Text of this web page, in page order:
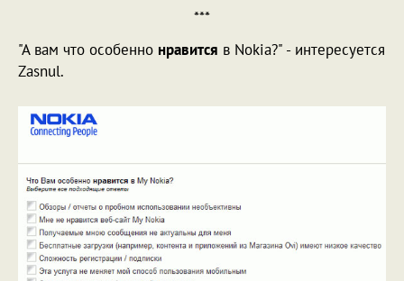
***
"А вам что особенно нравится в Nokia?" - интересуется
Zasnul.